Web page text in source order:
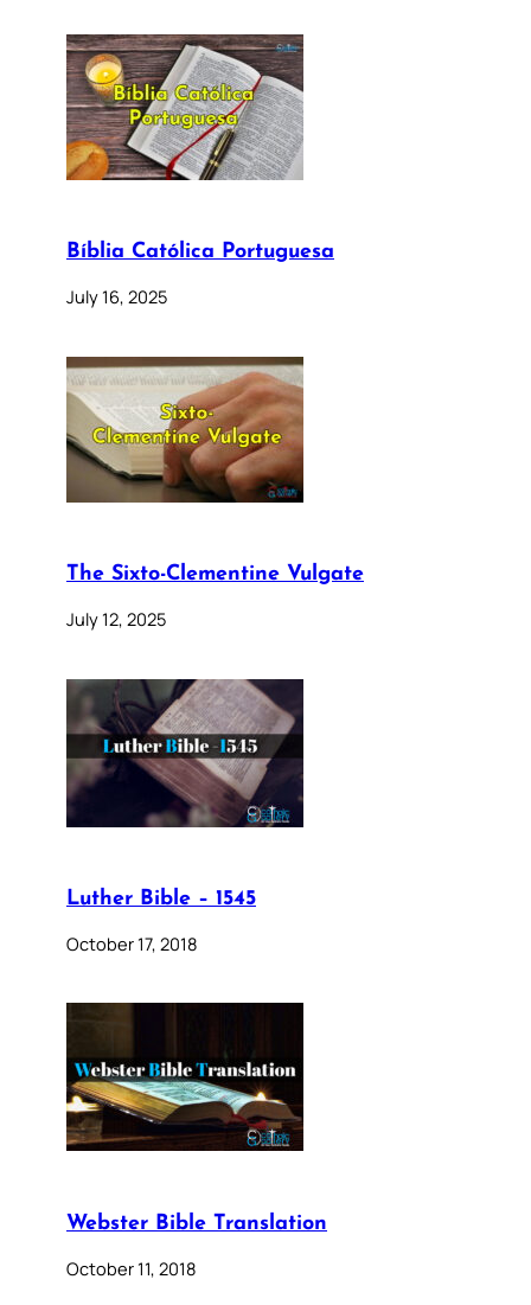
Bíblia Católica Portuguesa
July 16, 2025
The Sixto-Clementine Vulgate
July 12, 2025
Luther Bible – 1545
October 17, 2018
Webster Bible Translation
October 11, 2018